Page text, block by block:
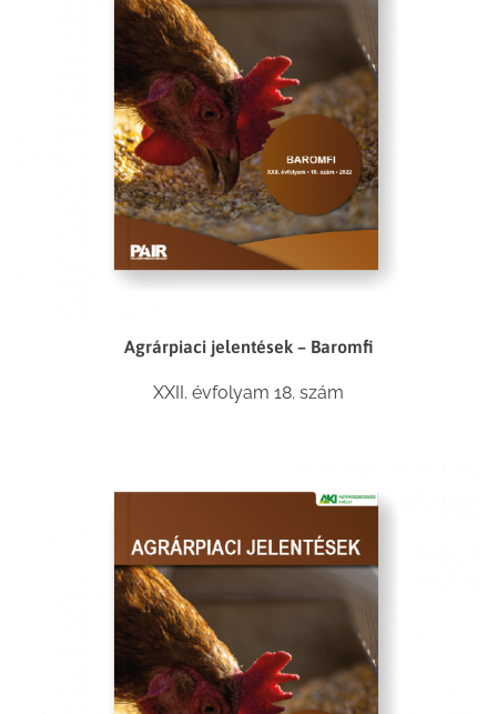
Agrárpiaci jelentések – Baromfi
XXII. évfolyam 18. szám